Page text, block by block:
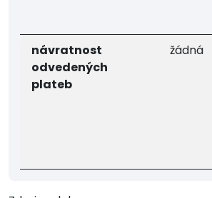
návratnost
odvedených
plateb
žádná